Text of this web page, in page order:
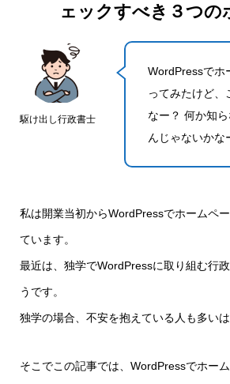
ェックすべき３つの
駆け出し行政書士
WordPressでホ
ってみたけど、
なー？ 何か知
んじゃないかな
私は開業当初からWordPressでホームペ
ています。
最近は、独学でWordPressに取り組む行
うです。
独学の場合、不安を抱えている人も多いは
そこでこの記事では、WordPressでホー